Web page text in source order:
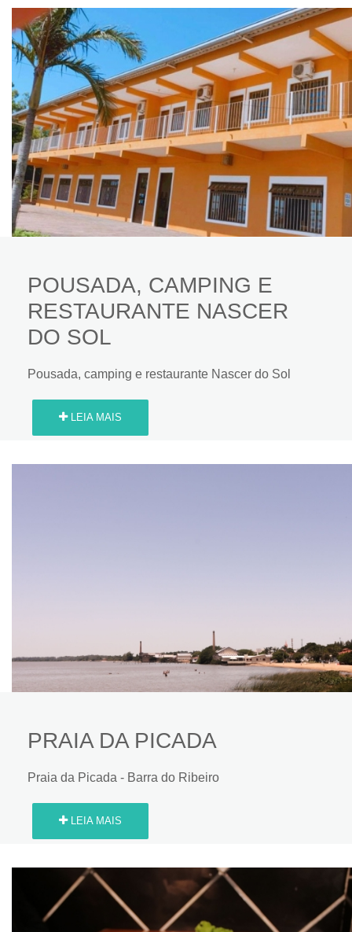
POUSADA, CAMPING E
RESTAURANTE NASCER
DO SOL
Pousada, camping e restaurante Nascer do Sol
LEIA MAIS
PRAIA DA PICADA
Praia da Picada - Barra do Ribeiro
LEIA MAIS